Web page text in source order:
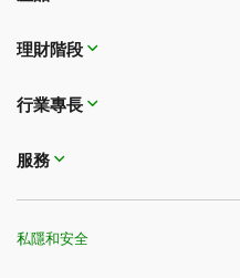
理財階段
行業專長
服務
私隱和安全